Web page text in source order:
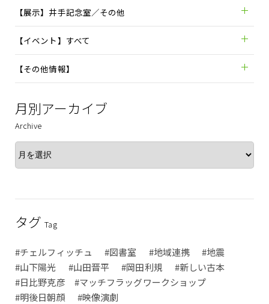
【展示】井手記念室／その他
【イベント】すべて
【その他情報】
月別アーカイブ
Archive
タグTag
#チェルフィッチュ #図書室 #地域連携
#地震
#山下陽光
#山田晋平 #岡田利規
#新しい古本
#日比野克彦 #マッチフラッグワークショップ
#明後日朝顔
#映像演劇